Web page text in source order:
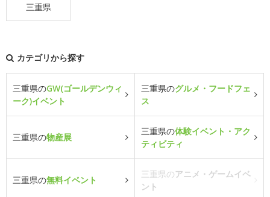
三重県
カテゴリから探す
三重県のGW(ゴールデンウィ
ーク)イベント
三重県のグルメ・フードフェ
ス
三重県の物産展
三重県の体験イベント・アク
ティビティ
三重県の無料イベント
三重県のアニメ・ゲームイベ
ント